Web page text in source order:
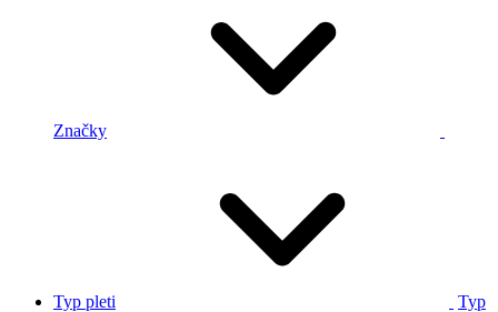
Značky
Typ pleti Typ